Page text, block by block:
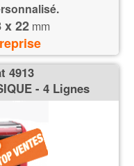
x 22mm
4913
- 4 Lignes